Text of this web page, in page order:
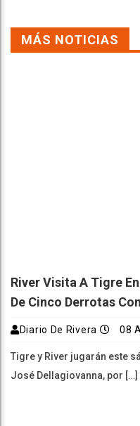
MÁS NOTICIAS
River Visita A Tigre
De Cinco Derrotas
Diario De Rivera 08
Tigre y River jugarán este
José Dellagiovanna, por […]